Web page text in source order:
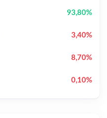
93,80%
3,40%
8,70%
0,10%